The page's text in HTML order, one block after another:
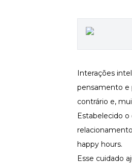
Interações
pensamento e
contrário e,
Estabelecido
happy hours.
Esse cuidado